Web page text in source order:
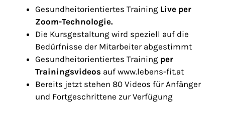
Gesundheitorientiertes Training Live per
Zoom-Technologie.
Die Kursgestaltung wird speziell auf die
Bedürfnisse der Mitarbeiter abgestimmt
Gesundheitorientiertes Training per
Trainingsvideos auf www.lebens-fit.at
Bereits jetzt stehen 80 Videos für Anfänger
und Fortgeschrittene zur Verfügung